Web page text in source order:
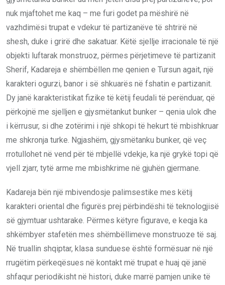
nuk mjaftohet me kaq – me furi godet pa mëshirë në
vazhdimësi trupat e vdekur të partizanëve të shtrirë në
shesh, duke i grirë dhe sakatuar. Këtë sjellje irracionale të një
objekti luftarak monstruoz, përmes përjetimeve të partizanit
Sherif, Kadareja e shëmbëllen me qenien e Tursun agait, një
karakteri ogurzi, banor i së shkuarës në fshatin e partizanit.
Dy janë karakteristikat fizike të këtij feudali të perënduar, që
përkojnë me sjelljen e gjysmëtankut bunker – qenia ulok dhe
i kërrusur, si dhe zotërimi i një shkopi të hekurt të mbishkruar
me shkronja turke. Ngjashëm, gjysmëtanku bunker, që veç
rrotullohet në vend për të mbjellë vdekje, ka një grykë topi që
vjell zjarr, tytë arme me mbishkrime në gjuhën gjermane.
Kadareja bën një mbivendosje palimsestike mes këtij
karakteri oriental dhe figurës prej përbindëshi të teknologjisë
së gjymtuar ushtarake. Përmes këtyre figurave, e keqja ka
shkëmbyer stafetën mes shëmbëllimeve monstruoze të saj.
Në truallin shqiptar, klasa sunduese është formësuar në një
rrugëtim përkeqësues në kontakt më trupat e huaj që janë
shfaqur periodikisht në histori, duke marrë pamjen unike të